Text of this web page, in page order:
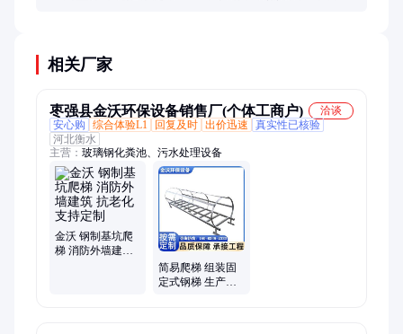
相关厂家
枣强县金沃环保设备销售厂(个体工商户)
洽谈
安心购
综合体验L1 回复及时 出价迅速
真实性已核验
河北衡水
主营： 玻璃钢化粪池、污水处理设备
金沃 钢制基坑爬
梯 消防外墙建筑
简易爬梯 组装固
定式钢梯 生产厂